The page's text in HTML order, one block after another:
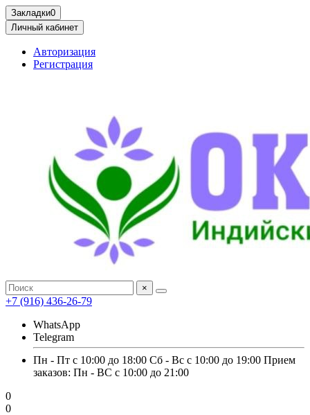
Закладки0
Личный кабинет
Авторизация
Регистрация
×
+7 (916) 436-26-79
WhatsApp
Telegram
Пн - Пт с 10:00 до 18:00 Сб - Вс с 10:00 до 19:00 Прием
заказов: Пн - ВС с 10:00 до 21:00
0
0